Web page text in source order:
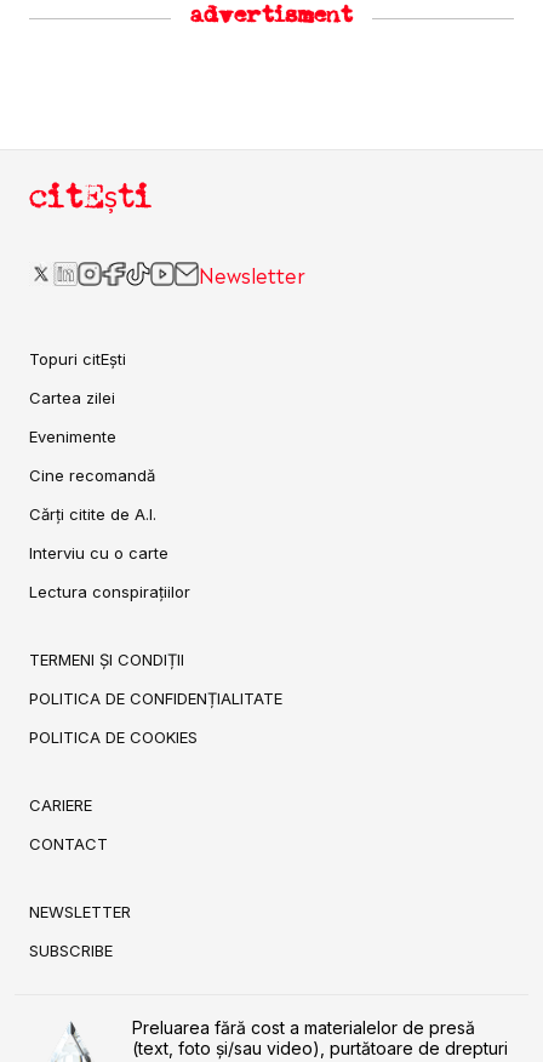
advertisment
citEști
Newsletter
Topuri citEști
Cartea zilei
Evenimente
Cine recomandă
Cărți citite de A.I.
Interviu cu o carte
Lectura conspirațiilor
TERMENI ȘI CONDIȚII
POLITICA DE CONFIDENȚIALITATE
POLITICA DE COOKIES
CARIERE
CONTACT
NEWSLETTER
SUBSCRIBE
Preluarea fără cost a materialelor de presă
(text, foto și/sau video), purtătoare de drepturi